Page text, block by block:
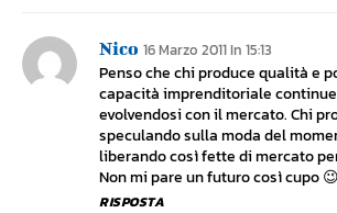
Nico 16 Marzo 2011 In 15:13
Penso che chi produce qualità e
capacità imprenditoriale
evolvendosi con il mercato. Chi
speculando sulla moda del
liberando così fette di mercato
Non mi pare un futuro così cupo 😉
RISPOSTA